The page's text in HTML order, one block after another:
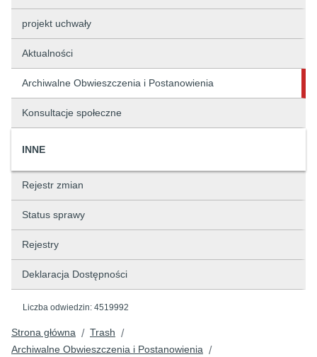
projekt uchwały
Aktualności
Archiwalne Obwieszczenia i Postanowienia
Konsultacje społeczne
INNE
Rejestr zmian
Status sprawy
Rejestry
Deklaracja Dostępności
Liczba odwiedzin: 4519992
Strona główna / Trash /
Archiwalne Obwieszczenia i Postanowienia /